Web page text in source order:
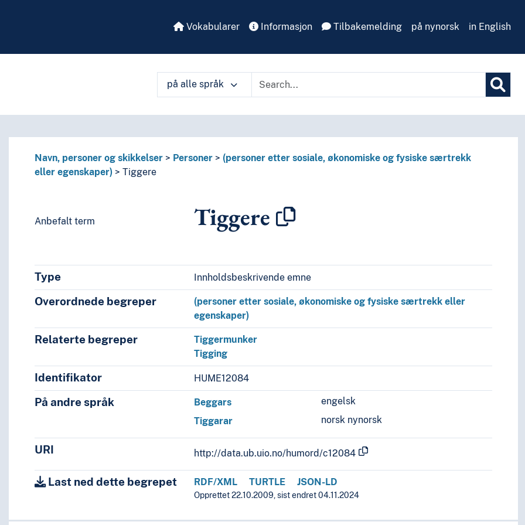
Vokabularer Informasjon Tilbakemelding på nynorsk in English
på alle språk
måter
Navn, personer og skikkelser Personer
(personer etter sosiale, økonomiske og fysiske særtrekk
eller egenskaper)
Tiggere
Anbefalt term Tiggere
Type Innholdsbeskrivende emne
Overordnede begreper
(personer etter sosiale, økonomiske og fysiske særtrekk eller
egenskaper)
Relaterte begreper
Tiggermunker
Tigging
Identifikator HUME12084
På andre språk engelsk
Beggars
norsk nynorsk
Tiggarar
URI http://data.ub.uio.no/humord/c12084
Last ned dette begrepet RDF/XML TURTLE JSON-LD
Opprettet 22.10.2009, sist endret 04.11.2024